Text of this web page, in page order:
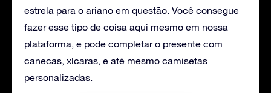
estrela para o ariano em questão. Você consegue
fazer esse tipo de coisa aqui mesmo em nossa
plataforma, e pode completar o presente com
canecas, xícaras, e até mesmo camisetas
personalizadas.